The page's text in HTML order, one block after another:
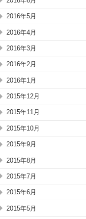
2016年5月
2016年4月
2016年3月
2016年2月
2016年1月
2015年12月
2015年11月
2015年10月
2015年9月
2015年8月
2015年7月
2015年6月
2015年5月